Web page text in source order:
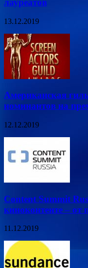
лауреатов
13.12.2019
Американская
номинантов на
12.12.2019
Content Summit
киноконтенте – от
11.12.2019